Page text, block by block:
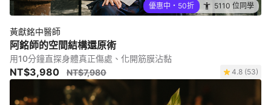
優惠中・50折 5110 位同學
黃獻銘中醫師
阿銘師的空間結構還原術
用10分鐘直探身體真正傷處、化開筋膜沾黏
NT$3,980 NT$7,980 4.8 (53)